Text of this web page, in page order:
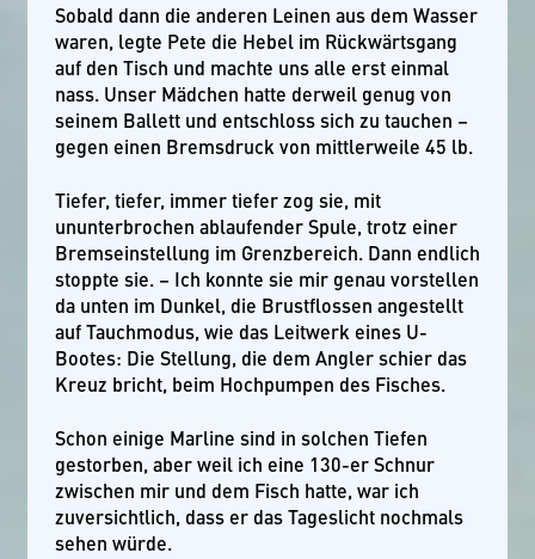
Sobald dann die anderen Leinen aus dem Wasser
waren, legte Pete die Hebel im Rückwärtsgang
auf den Tisch und machte uns alle erst einmal
nass. Unser Mädchen hatte derweil genug von
seinem Ballett und entschloss sich zu tauchen –
gegen einen Bremsdruck von mittlerweile 45 lb.
Tiefer, tiefer, immer tiefer zog sie, mit
ununterbrochen ablaufender Spule, trotz einer
Bremseinstellung im Grenzbereich. Dann endlich
stoppte sie. – Ich konnte sie mir genau vorstellen
da unten im Dunkel, die Brustflossen angestellt
auf Tauchmodus, wie das Leitwerk eines U-
Bootes: Die Stellung, die dem Angler schier das
Kreuz bricht, beim Hochpumpen des Fisches.
Schon einige Marline sind in solchen Tiefen
gestorben, aber weil ich eine 130-er Schnur
zwischen mir und dem Fisch hatte, war ich
zuversichtlich, dass er das Tageslicht nochmals
sehen würde.